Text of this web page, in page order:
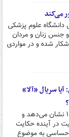
می‌کند
دانشگاه علوم پزشکی
جنس زنان و مردان
شده و در مواردی
سریال «آلا»
آمارها نرخ باروری را به زیر ۱.۶ نشان می‌دهد و
در آینده حکایت
احساسی به موضوع